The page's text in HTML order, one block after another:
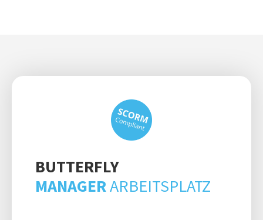
BUTTERFLY
MANAGERARBEITSPLATZ